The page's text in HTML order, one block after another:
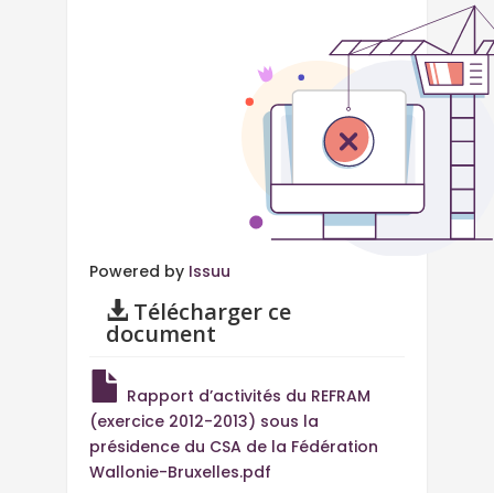
Powered by Issuu
Télécharger ce
document
Rapport d’activités du REFRAM
(exercice 2012-2013) sous la
présidence du CSA de la Fédération
Wallonie-Bruxelles.pdf